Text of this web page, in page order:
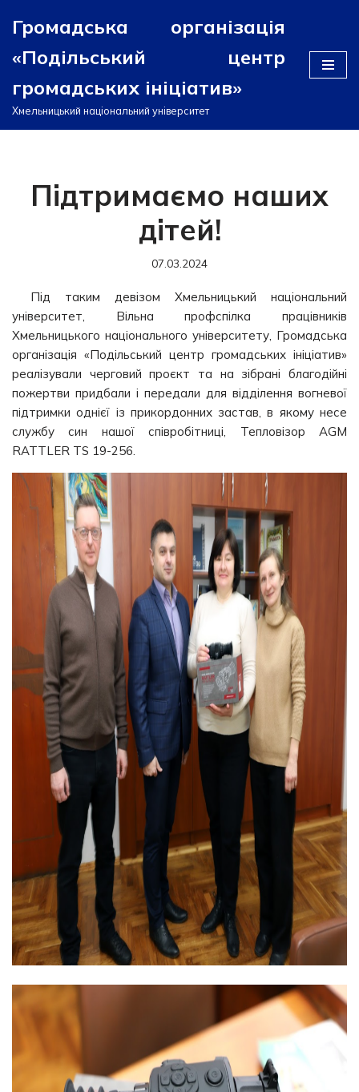
Перейти
до
вмісту
Громадська організація
«Подільський центр
громадських ініціатив»
Хмельницький національний університет
Підтримаємо наших
дітей!
07.03.2024
Під таким девізом Хмельницький національний
університет, Вільна профспілка працівників
Хмельницького національного університету, Громадська
організація «Подільський центр громадських ініціатив»
реалізували черговий проєкт та на зібрані благодійні
пожертви придбали і передали для відділення вогневої
підтримки однієї із прикордонних застав, в якому несе
службу син нашої співробітниці, Тепловізор АGM
RATTLER TS 19-256.